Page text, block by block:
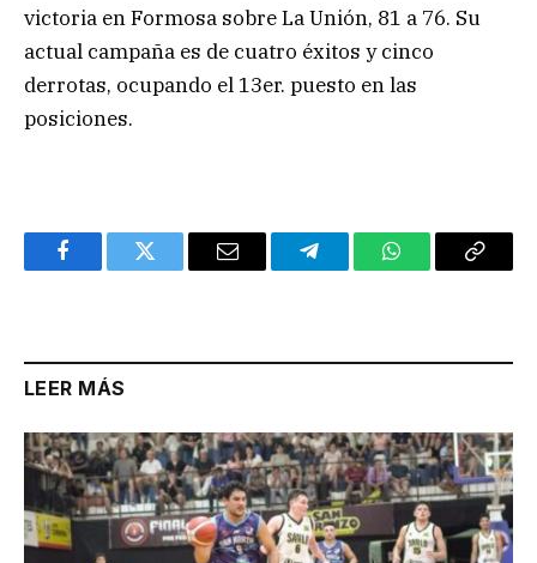
victoria en Formosa sobre La Unión, 81 a 76. Su
actual campaña es de cuatro éxitos y cinco
derrotas, ocupando el 13er. puesto en las
posiciones.
FacebookTwitter Email TelegramWhatsAppCopy
LEER MÁS